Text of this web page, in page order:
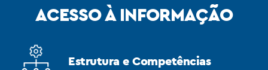
ACESSO À INFORMAÇÃO
Estrutura e Competências